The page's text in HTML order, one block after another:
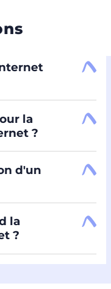
la
?
site
d'un
la
?